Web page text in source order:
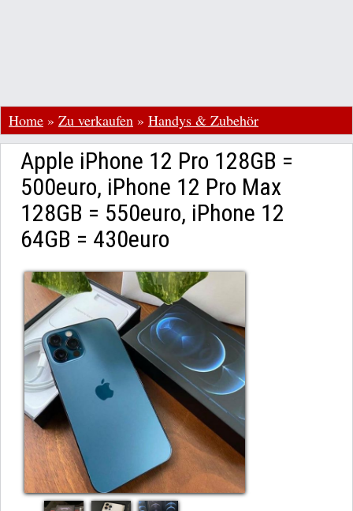
Home » Zu verkaufen » Handys & Zubehör
Apple iPhone 12 Pro 128GB =
500euro, iPhone 12 Pro Max
128GB = 550euro, iPhone 12
64GB = 430euro